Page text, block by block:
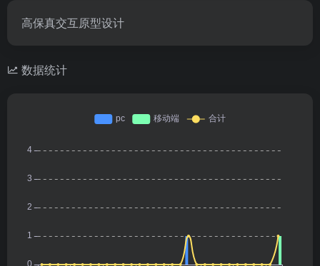
高保真交互原型设计
数据统计